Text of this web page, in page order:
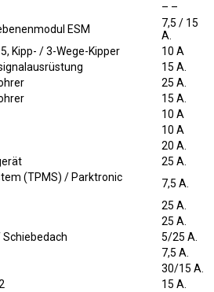
– –
ESM
7,5 / 15
A.
Kipp- / 3-Wege-Kipper
10 A
15 A.
25 A.
15 A.
10 A
10 A
20 A.
25 A.
(TPMS) / Parktronic
7,5 A.
25 A.
25 A.
5/25 A.
7,5 A.
30/15 A.
15 A.